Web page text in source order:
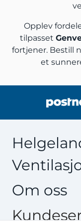
Opplev
tilpasset
fortjener. Bestill
et
Ventilasjonsfilter av
filtre. Produsert i
Om oss
Helgeland